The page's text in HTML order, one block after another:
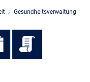
Gesundheitsverwaltung